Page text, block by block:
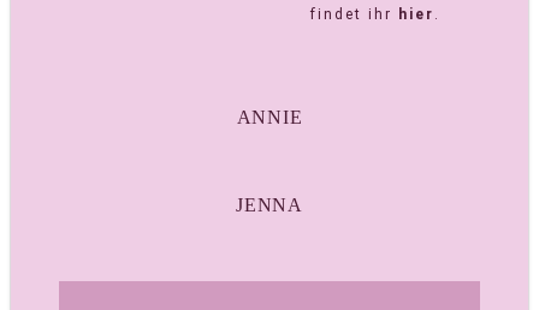
findet ihr
hier .
ANNIE
JENNA